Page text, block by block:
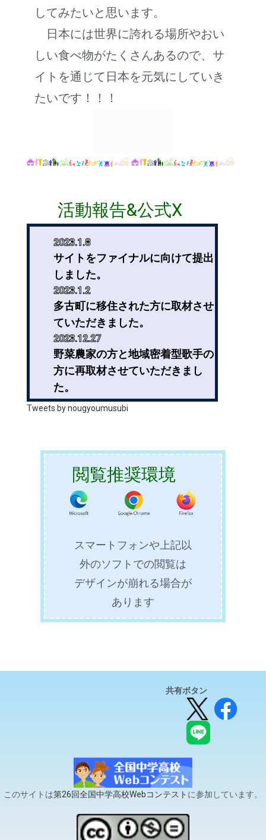
してみたいと思います。
日本には世界に誇れる場所やおい
しい食べ物がたくさんあるので、サ
イトを通じて日本を元気にしていき
たいです！！！
活動報告&公式X
2023.1.8
サイトをファイナルに向けて提出
しました。
2023.1.2
多古町に移住された方に取材させ
ていただきました。
2023.12.27
野菜農家の方と地域密着型歌手の
方に再取材させていただきまし
た。
2023.12.24
2023.12.18
セミファイナルに選ばれました！
2023.11.21
サイトをセミファイナルに向けて
提出しました。
ふるさと回帰支援センターのサイ
ト案内の許可をいただきました。
2023.11.13
農カード発案者の方にお電話させていただ
地域おこし協力隊の方に取材させ
地域創生についての校内アンケー
食べチョクのサイト案内の許可を
安芸高田市の市長に取材させてい
ただきました。
2023.10.21
地域創生について校内アンケート
を実施しました。
Tweets by nougyoumusubi
閲覧推奨環境
スマートフォンや上記以
外のソフトでの閲覧は
デザインが崩れる場合が
あります
共有ボタン
このサイトは第26回全国中学高校Webコンテスト に参加しています。